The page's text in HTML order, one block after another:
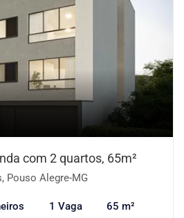
com 2 quartos, 65m²
Pouso Alegre-MG
1 Vaga 65 m²